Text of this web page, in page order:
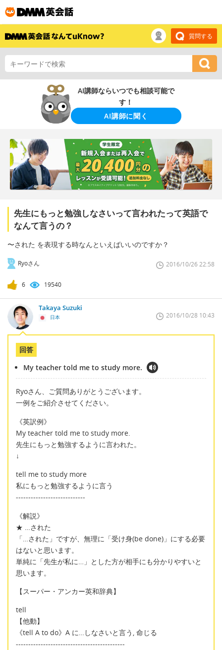
質問する
AI講師ならいつでも相談可能で
す！
AI講師に聞く
先生にもっと勉強しなさいって言われたって英語で
なんて言うの？
〜された を表現する時なんといえばいいのですか？
Ryoさん 2016/10/26 22:58
6 19540
Takaya Suzuki
日本 2016/10/28 10:43
回答
My teacher told me to study more.
Ryoさん、ご質問ありがとうございます。
一例をご紹介させてください。
《英訳例》
My teacher told me to study more.
先生にもっと勉強するように言われた。
↓
tell me to study more
私にもっと勉強するように言う
----------------------------
《解説》
★ …された
「…された」ですが、無理に「受け身(be done)」にする必要
はないと思います。
単純に「先生が私に…」とした方が相手にも分かりやすいと
思います。
【スーパー・アンカー英和辞典】
tell
【他動】
《tell A to do》A に…しなさいと言う, 命じる
--------------------------------------------